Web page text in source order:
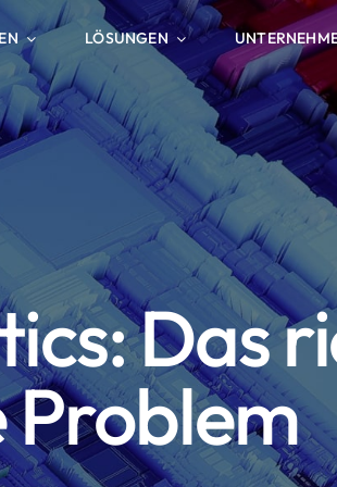
LÖSUNGEN
Das